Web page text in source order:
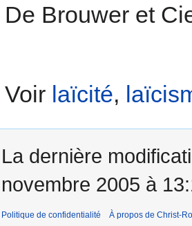
De Brouwer et
Voir laïcité,
La dernière
novembre 2005 à
Politique de confidentialité À propos de Christ-